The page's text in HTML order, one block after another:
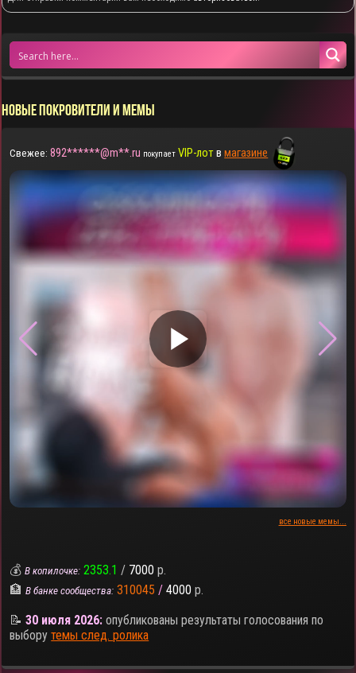
НОВЫЕ ПОКРОВИТЕЛИ И МЕМЫ
Свежее: 892******@m**.ru покупает VIP-лотвмагазине
▶
все новые мемы...
💰В копилочке: 2353.1 / 7000 р.
🏦В банке сообщества: 310045 / 4000 р.
📝30 июля 2026: опубликованы результаты голосования по
выборутемы след. ролика